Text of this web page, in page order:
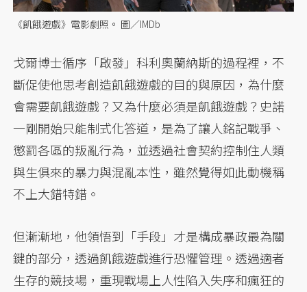
《飢餓遊戲》電影劇照。 圖／IMDb
戈爾博士循序「啟發」科利奧蘭納斯的過程裡，不
斷促使他思考創造飢餓遊戲的目的與原因，為什麼
會需要飢餓遊戲？又為什麼必須是飢餓遊戲？史諾
一剛開始只能制式化答道，是為了讓人銘記戰爭、
懲罰各區的叛亂行為，並透過社會契約控制住人類
與生俱來的暴力與混亂本性，雖然覺得如此動機稱
不上大錯特錯。
但漸漸地，他領悟到「手段」才是構成暴政最為關
鍵的部分，透過飢餓遊戲進行恐懼管理。透過適者
生存的競技場，重現戰場上人性陷入失序和瘋狂的